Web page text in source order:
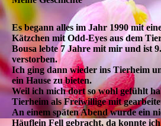
Es begann alles im Jahr 1990 mit
Kätzchen mit Odd-Eyes aus dem
Bousa lebte 7 Jahre mit mir und ist
verstorben.
Ich ging dann wieder ins Tierheim
ein Hause zu bieten.
Weil ich mich dort so wohl gefühlt
Tierheim als Freiwillige mit
An einem späten Abend wurde ein
Häuflein Fell gebracht, da konnte